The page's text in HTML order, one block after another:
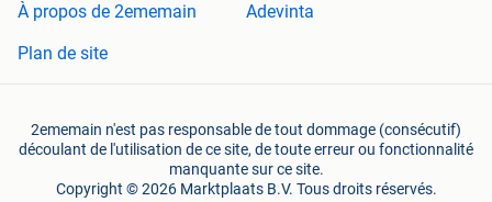
À propos de 2ememain
Adevinta
Plan de site
2ememain n'est pas responsable de tout dommage (consécutif)
découlant de l'utilisation de ce site, de toute erreur ou fonctionnalité
manquante sur ce site.
Copyright © 2026 Marktplaats B.V. Tous droits réservés.